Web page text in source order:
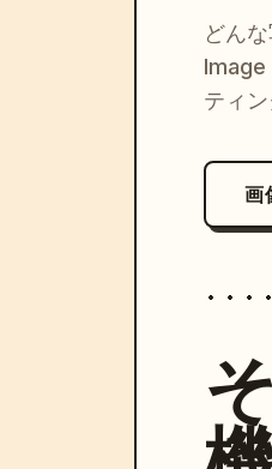
どん
Image
ティ
画